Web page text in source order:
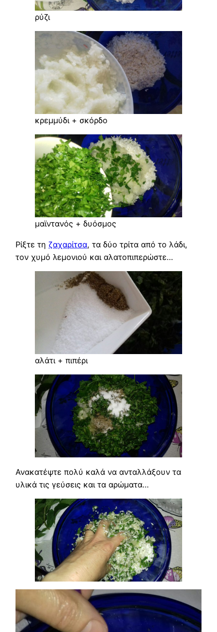
ρύζι
κρεμμύδι + σκόρδο
μαϊντανός + δυόσμος
Ρίξτε τη ζαχαρίτσα, τα δύο τρίτα από το λάδι,
τον χυμό λεμονιού και αλατοπιπερώστε…
αλάτι + πιπέρι
Ανακατέψτε πολύ καλά να ανταλλάξουν τα
υλικά τις γεύσεις και τα αρώματα…